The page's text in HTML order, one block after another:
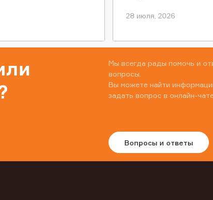
28 июля, 2026
Мы всегда рады помочь и
вопросы.
Вы можете найти
задать вопрос в онлайн-
Вопросы и ответы